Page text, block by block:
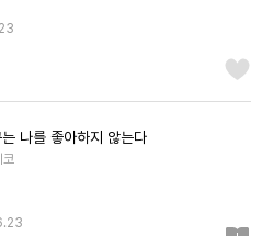
나를 좋아하지 않는다
코